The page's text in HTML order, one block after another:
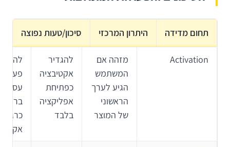
תחום מדידה היתרון המרכזי סיכון/טעות נפוצה
Activation
מזהה אם
המשתמש
הגיע לערך
הראשוני
של המוצר
להגדיר
אקטיבציה
כפתיחת
אפליקציה
בלבד
פעולה
עסקית
ברורה
כרגע